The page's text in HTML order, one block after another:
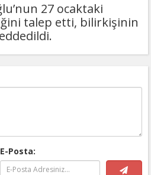
27 ocaktaki
talep etti, bilirkişinin
E-Posta: